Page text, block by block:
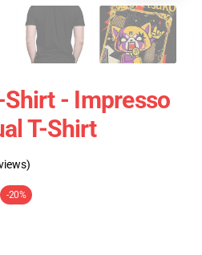
- Impresso
T-Shirt
-20%